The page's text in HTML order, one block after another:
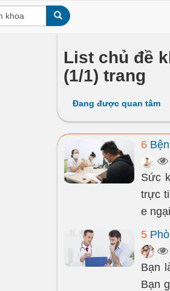
List chủ đề
(1/1) trang
Đang được quan tâm
6
Sức
trực
e
5
Bạn
Bạn